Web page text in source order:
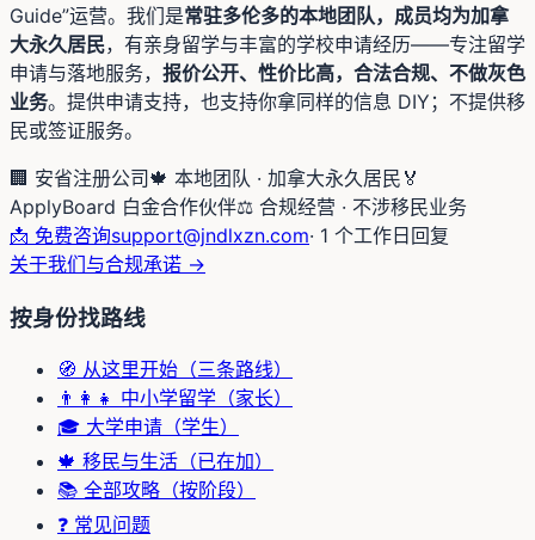
Guide”运营。我们是常驻多伦多的本地团队，成员均为加拿
大永久居民，有亲身留学与丰富的学校申请经历——专注留学
申请与落地服务， 报价公开、性价比高，合法合规、不做灰色
业务。提供申请支持，也支持你拿同样的信息 DIY；不提供移
民或签证服务。
🏢 安省注册公司🍁 本地团队 · 加拿大永久居民 🏅
ApplyBoard 白金合作伙伴⚖️ 合规经营 · 不涉移民业务
📩 免费咨询support@jndlxzn.com· 1 个工作日回复
关于我们与合规承诺 →
按身份找路线
🧭 从这里开始（三条路线）
👨‍👩‍👧 中小学留学（家长）
🎓 大学申请（学生）
🍁 移民与生活（已在加）
📚 全部攻略（按阶段）
❓ 常见问题